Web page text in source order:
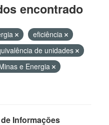
encontrado
eficiência
de unidades
e Energia
Informações